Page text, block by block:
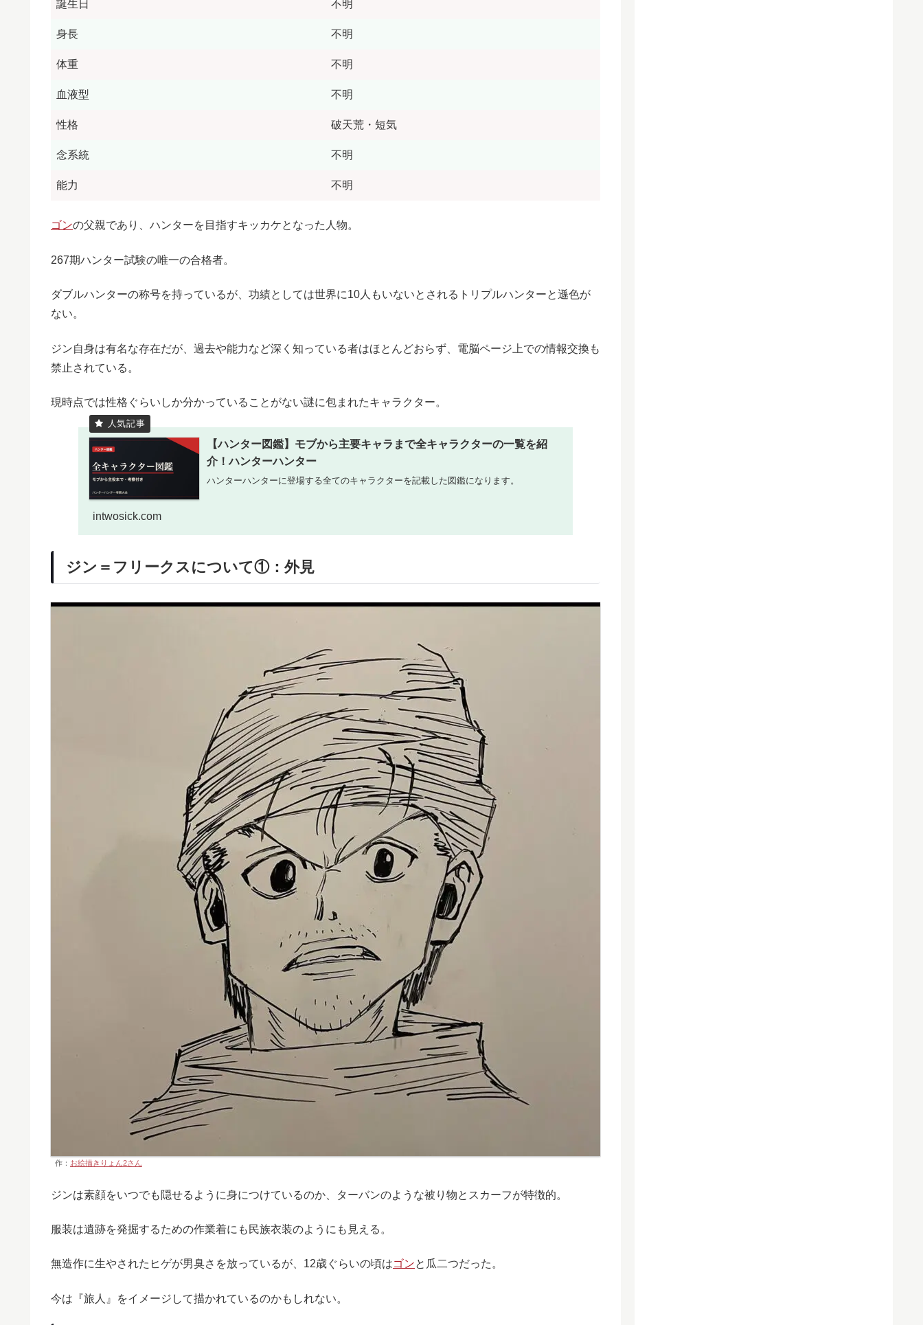
誕生日 不明
身長 不明
体重 不明
血液型 不明
性格 破天荒・短気
念系統 不明
能力 不明
ゴンの父親であり、ハンターを目指すキッカケとなった人物。
267期ハンター試験の唯一の合格者。
ダブルハンターの称号を持っているが、功績としては世界に10人もいないとされるトリプルハンターと遜色が
ない。
ジン自身は有名な存在だが、過去や能力など深く知っている者はほとんどおらず、電脳ページ上での情報交換も
禁止されている。
現時点では性格ぐらいしか分かっていることがない謎に包まれたキャラクター。
【ハンター図鑑】モブから主要キャラまで全キャラクターの一覧を紹
介！ハンターハンター
ハンターハンターに登場する全てのキャラクターを記載した図鑑になります。
intwosick.com
ジン＝フリークスについて①：外見
作： お絵描きりょん2さん
ジンは素顔をいつでも隠せるように身につけているのか、ターバンのような被り物とスカーフが特徴的。
服装は遺跡を発掘するための作業着にも民族衣装のようにも見える。
無造作に生やされたヒゲが男臭さを放っているが、12歳ぐらいの頃はゴンと瓜二つだった。
今は『旅人』をイメージして描かれているのかもしれない。